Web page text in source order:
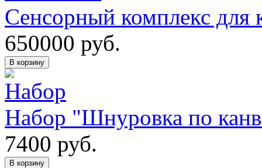
Сенсорный комплекс для
650000 руб.
В корзину
Набор "Шнуровка по
7400 руб.
В корзину